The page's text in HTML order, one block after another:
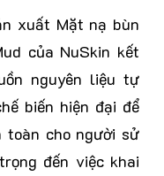
xuất Mặt nạ bùn
của NuSkin kết
nguyên liệu tự
biến hiện đại để
toàn cho người sử
đến việc khai